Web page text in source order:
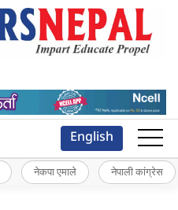
English
नेकपा एमाले नेपाली कांग्रेस